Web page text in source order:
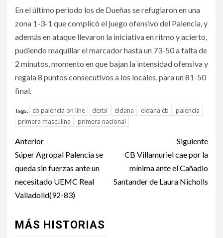
En el último periodo los de Dueñas se refugiaron en una
zona 1-3-1 que complicó el juego ofensivo del Palencia, y
además en ataque llevaron la iniciativa en ritmo y acierto,
pudiendo maquillar el marcador hasta un 73-50 a falta de
2 minutos, momento en que bajan la intensidad ofensiva y
regala 8 puntos consecutivos a los locales, para un 81-50
final.
Tags: cb palencia on line derbi eldana eldana cb
palencia
primera masculina
primera nacional
Anterior
Súper Agropal Palencia se
queda sin fuerzas ante un
necesitado UEMC Real
Valladolid(92-83)
Siguiente
CB Villamuriel cae por la
mínima ante el Cañadio
Santander de Laura Nicholls
MÁS HISTORIAS